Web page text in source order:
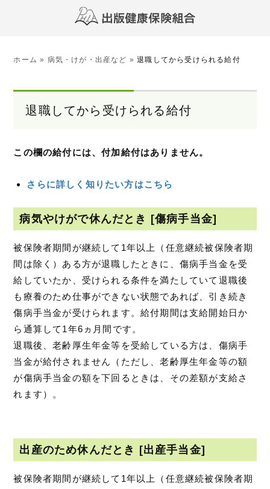
ホーム » 病気・けが・出産など »退職してから受けられる給付
退職してから受けられる給付
この欄の給付には、付加給付はありません。
さらに詳しく知りたい方はこちら
病気やけがで休んだとき [傷病手当金]
被保険者期間が継続して1年以上（任意継続被保険者期
間は除く）ある方が退職したときに、傷病手当金を受
給していたか、受けられる条件を満たしていて退職後
も療養のため仕事ができない状態であれば、引き続き
傷病手当金が受けられます。給付期間は支給開始日か
ら通算して1年6ヵ月間です。
退職後、老齢厚生年金等を受給している方は、傷病手
当金が給付されません（ただし、老齢厚生年金等の額
が傷病手当金の額を下回るときは、その差額が支給さ
れます）。
出産のため休んだとき [出産手当金]
被保険者期間が継続して1年以上（任意継続被保険者期